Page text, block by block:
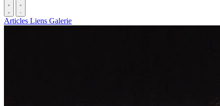
Articles Liens Galerie